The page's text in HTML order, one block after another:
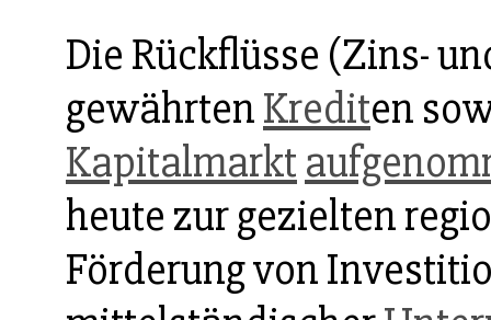
Die Rückflüsse (Zins-
gewährtenKrediten
Kapitalmarkt
heute zur gezielten
Förderung von